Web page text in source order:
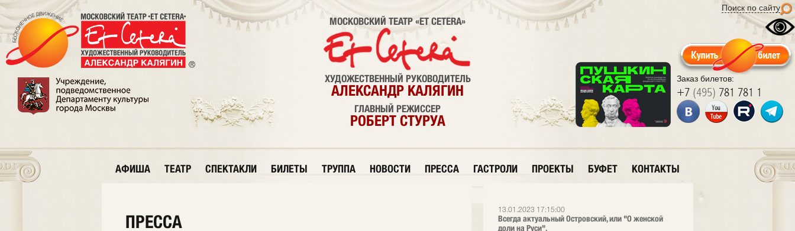
Поиск по сайту
Заказ билетов:
+7 (495) 781 781 1
МОСКОВСКИЙ ТЕАТР «ET CETERA»
ХУДОЖЕСТВЕННЫЙ РУКОВОДИТЕЛЬ
АЛЕКСАНДР КАЛЯГИН
ГЛАВНЫЙ РЕЖИССЕР
РОБЕРТ СТУРУА
АФИША ТЕАТР СПЕКТАКЛИ БИЛЕТЫ ТРУППА НОВОСТИ ПРЕССА ГАСТРОЛИ ПРОЕКТЫ БУФЕТ КОНТАКТЫ
13.01.2023 17:15:00
Всегда актуальный Островский, или "О женской
доли на Руси".
ПРЕССА